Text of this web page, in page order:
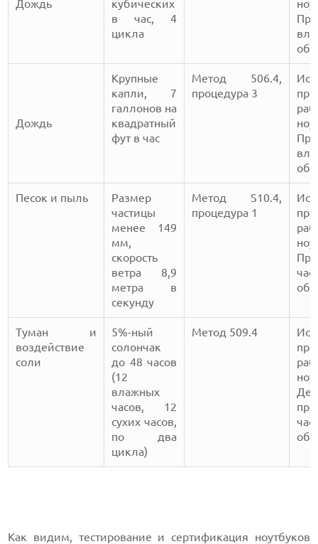
Дождь
кубических
в час, 4
цикла
Дождь
Крупные
капли, 7
галлонов на
квадратный
фут в час
Метод 506.4,
процедура 3
Песок и пыль
Размер
частицы
менее 149
мм,
скорость
ветра 8,9
метра в
секунду
Метод S10.4,
процедура 1
Туман и
воздействие
соли
5%-ный
солончак
до 48 часов
(12
влажных
часов, 12
сухих часов,
по два
цикла)
Метод 509.4
Как видим, тестирование и сертификация ноутбуков